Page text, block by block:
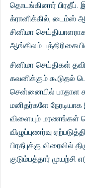
தொடங்கினார் பிரதீப்.
க்ரானிக்கில், டைம்ஸ்
சினிமா
ஆங்கிலம்
சினிமா செய்திகள்
கவனிக்கும் கூடுதல்
சென்னையில் பாதாள
மனிதர்களே
விளையும் மரணங்கள்
விழுப்புணர்வு
பிரதீபுக்கு
குடும்பத்தார் முயற்சி